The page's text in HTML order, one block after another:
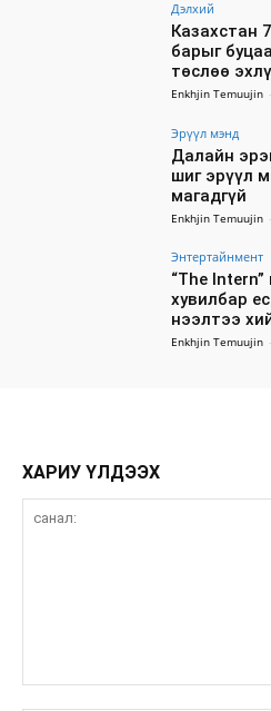
Дэлхий
Казахстан
барыг
төслөө
Enkhjin Temuujin -
Эрүүл мэнд
Далайн
шиг эрүүл
магадгүй
Enkhjin Temuujin -
Энтертайнмент
“The
хувилбар
нээлтээ
Enkhjin Temuujin -
ХАРИУ ҮЛДЭЭХ